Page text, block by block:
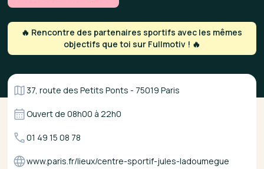
🔥 Rencontre des partenaires sportifs avec les mêmes
objectifs que toi sur Fullmotiv ! 🔥
37, route des Petits Ponts - 75019 Paris
Ouvert de08h00 à22h0
01 49 15 08 78
www.paris.fr/lieux/centre-sportif-jules-ladoumegue